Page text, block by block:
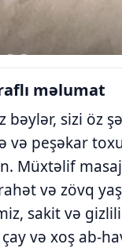
məlumat
bəylər, sizi öz
və peşəkar
Müxtəlif
və zövq
sakit və
və xoş ab-